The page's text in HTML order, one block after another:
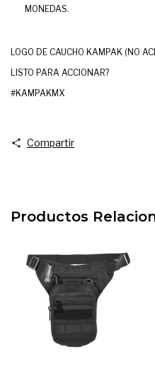
MONEDAS.
LOGO DE CAUCHO KAMPAK (NO
LISTO PARA ACCIONAR?
#KAMPAKMX
Compartir
Productos